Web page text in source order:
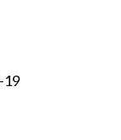
19